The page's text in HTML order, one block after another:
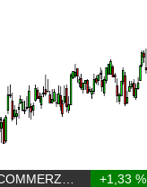
+1,33 %